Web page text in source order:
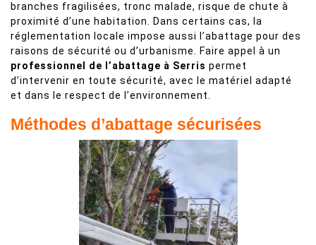
branches fragilisées, tronc malade, risque de chute à
proximité d’une habitation. Dans certains cas, la
réglementation locale impose aussi l’abattage pour des
raisons de sécurité ou d’urbanisme. Faire appel à un
professionnel de l’abattage à Serris permet
d’intervenir en toute sécurité, avec le matériel adapté
et dans le respect de l’environnement.
Méthodes d’abattage sécurisées